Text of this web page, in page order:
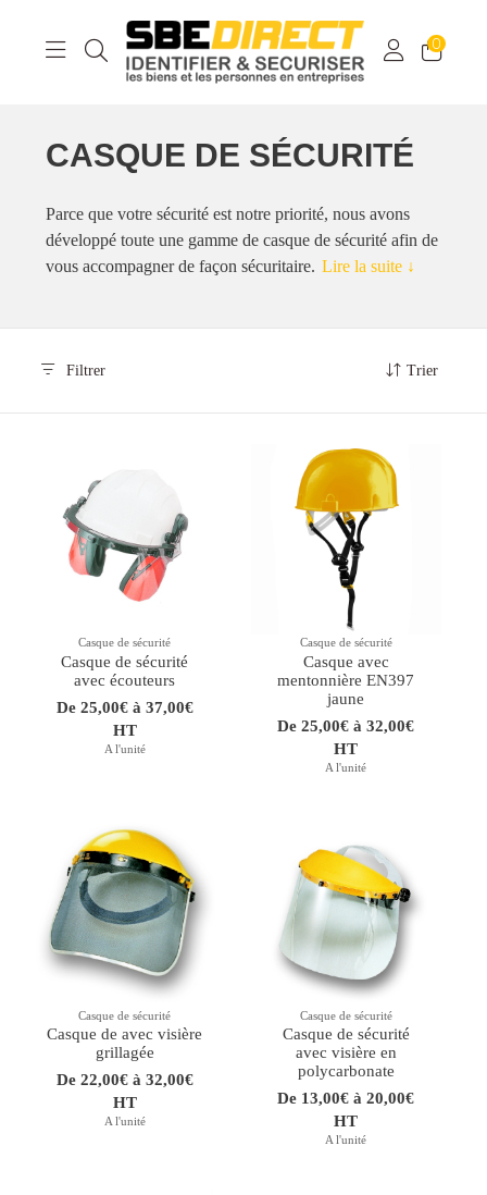
0
CASQUE DE SÉCURITÉ
Parce que votre sécurité est notre priorité, nous avons
développé toute une gamme de casque de sécurité afin de
vous accompagner de façon sécuritaire. Lire la suite ↓
Filtrer Trier
Casque de sécurité
Casque de sécurité
avec écouteurs
De 25,00€ à 37,00€
HT
A l'unité
Casque de sécurité
Casque avec
mentonnière EN397
jaune
De 25,00€ à 32,00€
HT
A l'unité
Casque de sécurité
Casque de avec visière
grillagée
De 22,00€ à 32,00€
HT
A l'unité
Casque de sécurité
Casque de sécurité
avec visière en
polycarbonate
De 13,00€ à 20,00€
HT
A l'unité